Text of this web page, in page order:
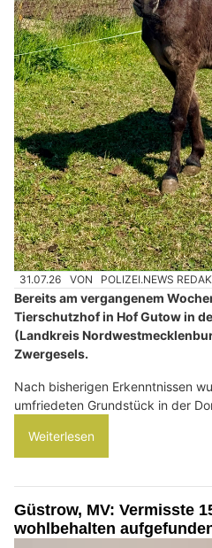
31.07.26 VON POLIZEI.NEWS
Bereits am vergangenem
Tierschutzhof in Hof Gutow in
(Landkreis
Zwergesels.
Nach bisherigen Erkenntnissen
umfriedeten Grundstück in der
Weiterlesen
Güstrow, MV: Vermisste
wohlbehalten